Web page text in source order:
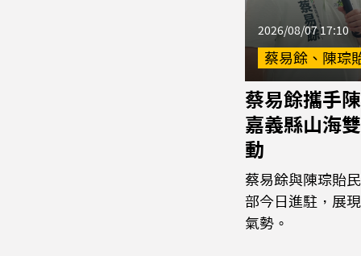
2026/08/07 17:10
蔡易餘、陳琮
蔡易餘攜手陳
嘉義縣山海
動
蔡易餘與陳琮貽
部今日進駐，展
氣勢。